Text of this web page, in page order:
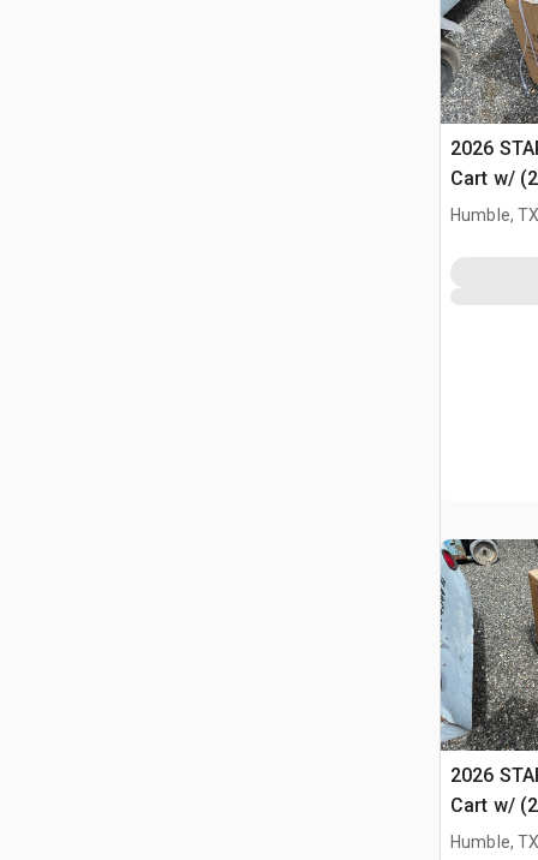
2026
Cart w/
Różne
Humble,
2026
Cart w/
Różne
Humble,